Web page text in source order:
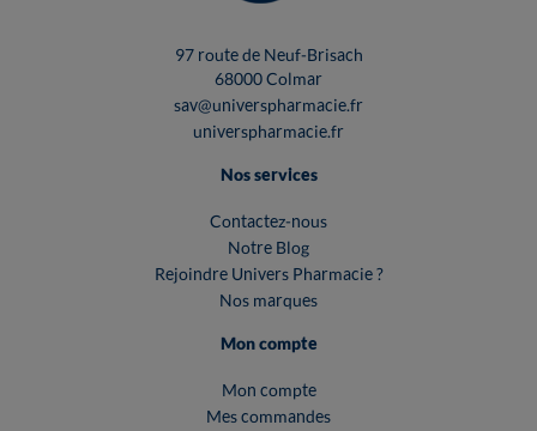
97 route de Neuf-Brisach
68000 Colmar
sav@universpharmacie.fr
universpharmacie.fr
Nos services
Contactez-nous
Notre Blog
Rejoindre Univers Pharmacie ?
Nos marques
Mon compte
Mon compte
Mes commandes